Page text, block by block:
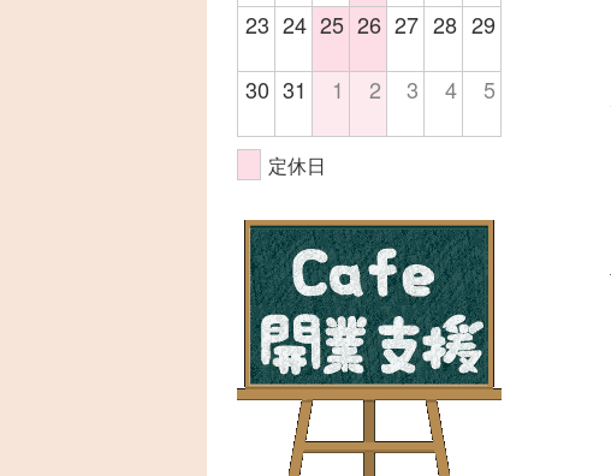
23 24 25 26 27 28 29
30 31 1 2 3 4 5
定休日